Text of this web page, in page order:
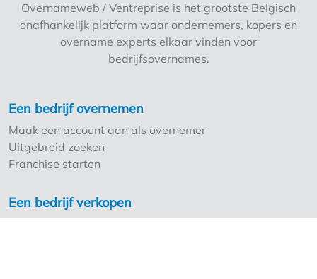
geinstalleerde keuken met afwasgedeelte ,
ijskast en een 3 tal diepvrieskoffers . Met
andere woorden alles is aanwezig . Nijlen is
een gemeente die leeft en er worden dan ook
veel passage zorgt . Lage overnameprijs en
lage huishuur . Momenteel éénmanszaak .
Overnameweb / Ventreprise is het grootste Belgisch
onafhankelijk platform waar ondernemers, kopers en
overname experts elkaar vinden voor
bedrijfsovernames.
Een bedrijf overnemen
Maak een account aan als overnemer
Uitgebreid zoeken
Franchise starten
Een bedrijf verkopen